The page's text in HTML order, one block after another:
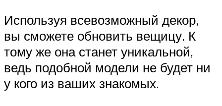
Используя всевозможный декор,
вы сможете обновить вещицу. К
тому же она станет уникальной,
ведь подобной модели не будет ни
у кого из ваших знакомых.